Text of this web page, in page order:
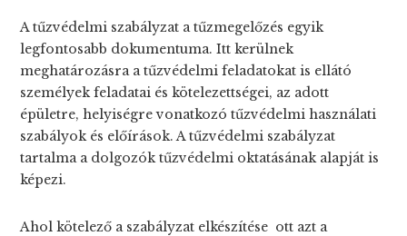
A tűzvédelmi szabályzat a tűzmegelőzés egyik
legfontosabb dokumentuma. Itt kerülnek
meghatározásra a tűzvédelmi feladatokat is ellátó
személyek feladatai és kötelezettségei, az adott
épületre, helyiségre vonatkozó tűzvédelmi használati
szabályok és előírások. A tűzvédelmi szabályzat
tartalma a dolgozók tűzvédelmi oktatásának alapját is
képezi.
Ahol kötelező a szabályzat elkészítése ott azt a